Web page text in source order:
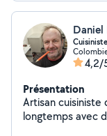
Daniel
Cuisiniste
4,2/
Présentation
Artisan cuisiniste
longtemps avec